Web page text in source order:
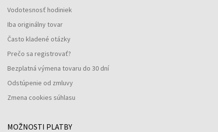
Vodotesnosť hodiniek
Iba originálny tovar
Často kladené otázky
Prečo sa registrovať?
Bezplatná výmena tovaru do 30 dní
Odstúpenie od zmluvy
Zmena cookies súhlasu
MOŽNOSTI PLATBY